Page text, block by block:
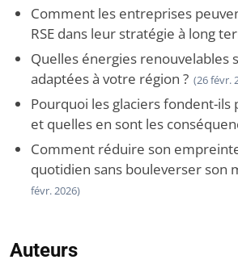
Comment les entreprises
RSE dans leur stratégie à long
Quelles énergies renouvelables
adaptées à votre région ? (26 févr.
Pourquoi les glaciers fondent-ils
et quelles en sont les
Comment réduire son
quotidien sans bouleverser son
févr. 2026)
Auteurs